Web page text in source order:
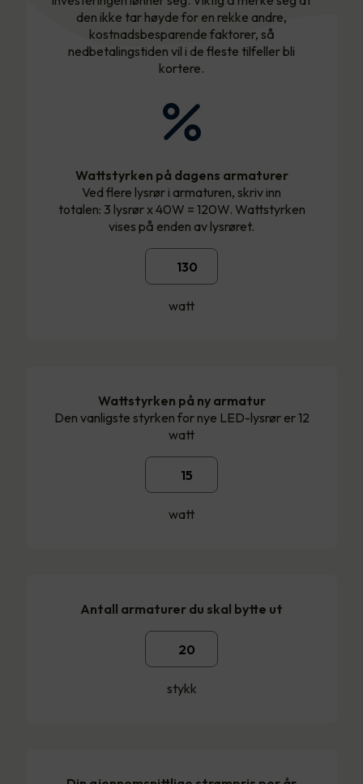
den ikke tar høyde for en rekke andre,
kostnadsbesparende faktorer, så
nedbetalingstiden vil i de fleste tilfeller bli
kortere.
Wattstyrken på dagens armaturer
Ved flere lysrør i armaturen, skriv inn
totalen: 3 lysrør x 40W = 120W. Wattstyrken
vises på enden av lysrøret.
watt
Wattstyrken på ny armatur
Den vanligste styrken for nye LED-lysrør er 12
watt
watt
Antall armaturer du skal bytte ut
stykk